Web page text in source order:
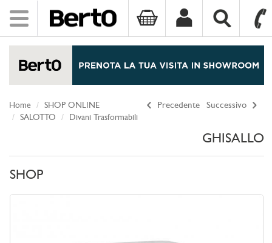
Toggle
navigation
Precedente Successivo
Home
SHOP ONLINE
SALOTTO
Divani Trasformabili
GHISALLO
SHOP